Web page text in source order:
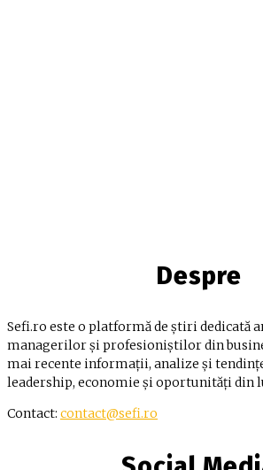
Despre
Sefi.ro este o platformă de știri dedicată
managerilor și profesioniștilor din
mai recente informații, analize și
leadership, economie și oportunități din
Contact: contact@sefi.ro